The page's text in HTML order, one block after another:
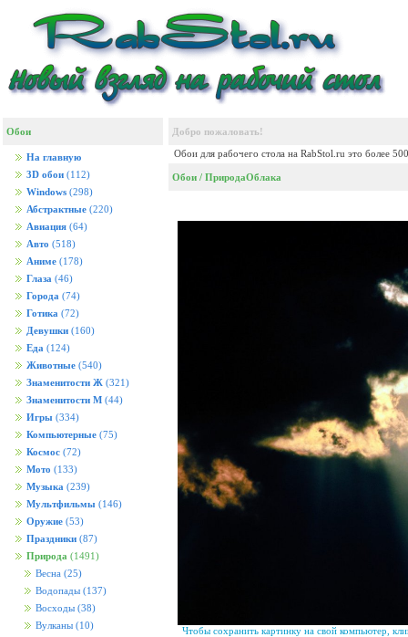
Обои
На главную
3D обои (112)
Windows (298)
Абстрактные (220)
Авиация (64)
Авто (518)
Аниме (178)
Глаза (46)
Города (74)
Готика (72)
Девушки (160)
Еда (124)
Животные (540)
Знаменитости Ж (321)
Знаменитости М (44)
Игры (334)
Компьютерные (75)
Космос (72)
Мото (133)
Музыка (239)
Мультфильмы (146)
Оружие (53)
Праздники (87)
Природа (1491)
Весна (25)
Водопады (137)
Восходы (38)
Вулканы (10)
Добро пожаловать!
Обои для рабочего стола на RabStol.ru это более
Обои / ПриродаОблака
Чтобы сохранить картинку на свой компьютер,